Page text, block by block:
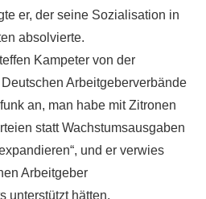
er, der seine Sozialisation in
absolvierte.
Kampeter von der
Arbeitgeberverbände
an, man habe mit Zitronen
statt Wachstumsausgaben
und er verwies
Arbeitgeber
unterstützt hätten.